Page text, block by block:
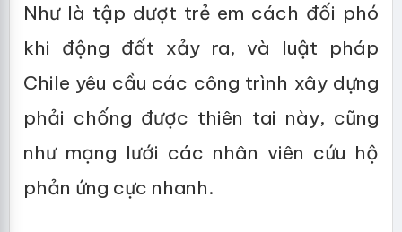
Như là tập dượt trẻ em cách đối phó
khi động đất xảy ra, và luật pháp
Chile yêu cầu các công trình xây dựng
phải chống được thiên tai này, cũng
như mạng lưới các nhân viên cứu hộ
phản ứng cực nhanh.